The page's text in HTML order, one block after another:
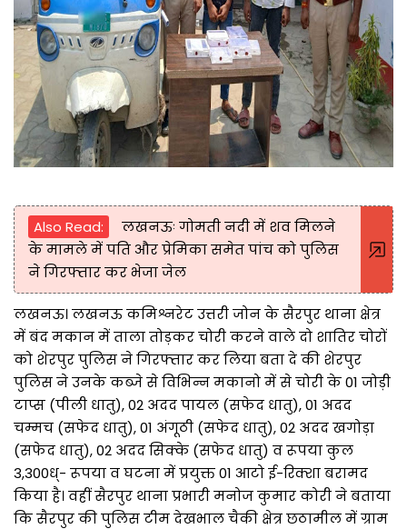
Also Read:
लखनऊः गोमती नदी में शव मिलने
के मामले में पति और प्रेमिका समेत पांच को पुलिस
ने गिरफ्तार कर भेजा जेल
लखनऊ। लखनऊ कमिश्नरेट उत्तरी जोन के सैरपुर थाना क्षेत्र
में बंद मकान में ताला तोड़कर चोरी करने वाले दो शातिर चोरों
को शेरपुर पुलिस ने गिरफ्तार कर लिया बता दे की शेरपुर
पुलिस ने उनके कब्जे से विभिन्न मकानो में से चोरी के 01 जोड़ी
टाप्स (पीली धातु), 02 अदद पायल (सफेद धातु), 01 अदद
चम्मच (सफेद धातु), 01 अंगूठी (सफेद धातु), 02 अदद खगोड़ा
(सफेद धातु), 02 अदद सिक्के (सफेद धातु) व रूपया कुल
3,300ध्- रूपया व घटना में प्रयुक्त 01 आटो ई-रिक्शा बरामद
किया है। वहीं सैरपुर थाना प्रभारी मनोज कुमार कोरी ने बताया
कि सैरपुर की पुलिस टीम देखभाल चैकी क्षेत्र छठामील में ग्राम